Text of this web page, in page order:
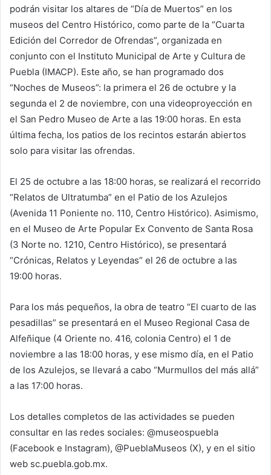
podrán visitar los altares de “Día de Muertos” en los
museos del Centro Histórico, como parte de la “Cuarta
Edición del Corredor de Ofrendas”, organizada en
conjunto con el Instituto Municipal de Arte y Cultura de
Puebla (IMACP). Este año, se han programado dos
“Noches de Museos”: la primera el 26 de octubre y la
segunda el 2 de noviembre, con una videoproyección en
el San Pedro Museo de Arte a las 19:00 horas. En esta
última fecha, los patios de los recintos estarán abiertos
solo para visitar las ofrendas.
El 25 de octubre a las 18:00 horas, se realizará el recorrido
“Relatos de Ultratumba” en el Patio de los Azulejos
(Avenida 11 Poniente no. 110, Centro Histórico). Asimismo,
en el Museo de Arte Popular Ex Convento de Santa Rosa
(3 Norte no. 1210, Centro Histórico), se presentará
“Crónicas, Relatos y Leyendas” el 26 de octubre a las
19:00 horas.
Para los más pequeños, la obra de teatro “El cuarto de las
pesadillas” se presentará en el Museo Regional Casa de
Alfeñique (4 Oriente no. 416, colonia Centro) el 1 de
noviembre a las 18:00 horas, y ese mismo día, en el Patio
de los Azulejos, se llevará a cabo “Murmullos del más allá”
a las 17:00 horas.
Los detalles completos de las actividades se pueden
consultar en las redes sociales: @museospuebla
(Facebook e Instagram), @PueblaMuseos (X), y en el sitio
web sc.puebla.gob.mx.